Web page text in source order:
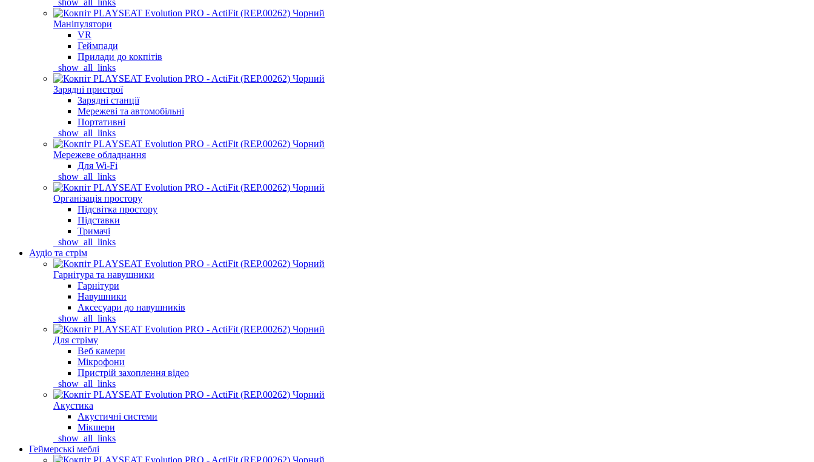
_show_all_links
Маніпулятори
VR
Геймпади
Прилади до кокпітів
_show_all_links
Зарядні пристрої
Зарядні станції
Мережеві та автомобільні
Портативні
_show_all_links
Мережеве обладнання
Для Wi-Fi
_show_all_links
Організація простору
Підсвітка простору
Підставки
Тримачі
_show_all_links
Аудіо та стрім
Гарнітура та навушники
Гарнітури
Навушники
Аксесуари до навушників
_show_all_links
Для стріму
Веб камери
Мікрофони
Пристрій захоплення відео
_show_all_links
Акустика
Акустичні системи
Мікшери
_show_all_links
Геймерські меблі